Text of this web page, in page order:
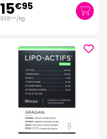
15€95
938€24 /kg